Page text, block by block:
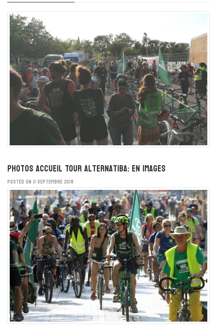
Photos accueil Tour Alternatiba: en images
POSTED ON 11 SEPTEMBRE 2018